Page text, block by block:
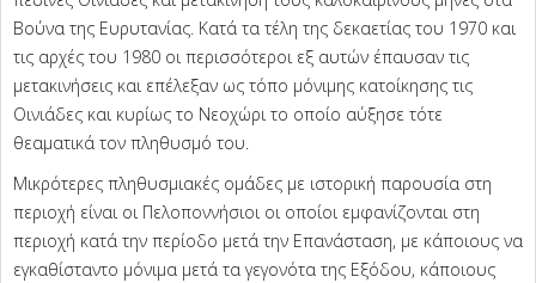
Βούνα της Ευρυτανίας. Κατά τα τέλη της δεκαετίας του 1970 και
τις αρχές του 1980 οι περισσότεροι εξ αυτών έπαυσαν τις
μετακινήσεις και επέλεξαν ως τόπο μόνιμης κατοίκησης τις
Οινιάδες και κυρίως το Νεοχώρι το οποίο αύξησε τότε
θεαματικά τον πληθυσμό του.
Μικρότερες πληθυσμιακές ομάδες με ιστορική παρουσία στη
περιοχή είναι οι Πελοποννήσιοι οι οποίοι εμφανίζονται στη
περιοχή κατά την περίοδο μετά την Επανάσταση, με κάποιους να
εγκαθίσταντο μόνιμα μετά τα γεγονότα της Εξόδου, κάποιους